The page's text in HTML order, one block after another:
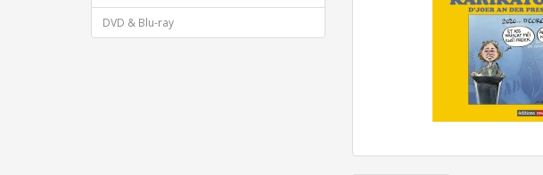
DVD & Blu-ray